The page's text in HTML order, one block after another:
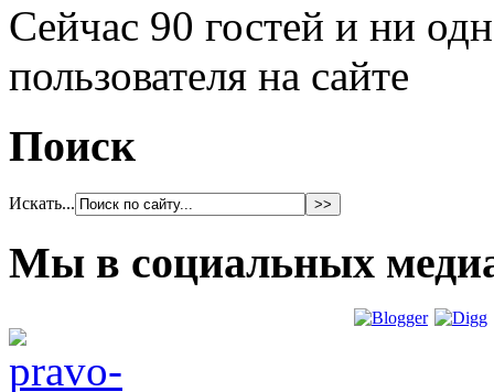
Сейчас 90 гостей и ни
пользователя на сайте
Поиск
Искать...
Мы в социальных